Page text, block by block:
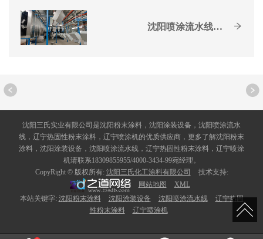
沈阳喷涂流水线行业小知识
沈阳三氏实业有限公司是沈阳粉末涂料，沈阳涂装设备，沈阳喷涂流水
线，辽宁热固性粉末涂料，辽宁喷涂机的优质供应商，更多了解沈阳粉末
涂料，沈阳涂装设备，沈阳喷涂流水线，辽宁热固性粉末涂料，辽宁喷涂
机请联系18309855955/4000-3434-99宛经理。
CopyRight © 版权所有: 沈阳三氏化工涂料有限公司
技术支持:
网站地图
XML
本站关键字: 沈阳粉末涂料 沈阳涂装设备 沈阳喷涂流水线
辽宁热固
性粉末涂料
辽宁喷涂机